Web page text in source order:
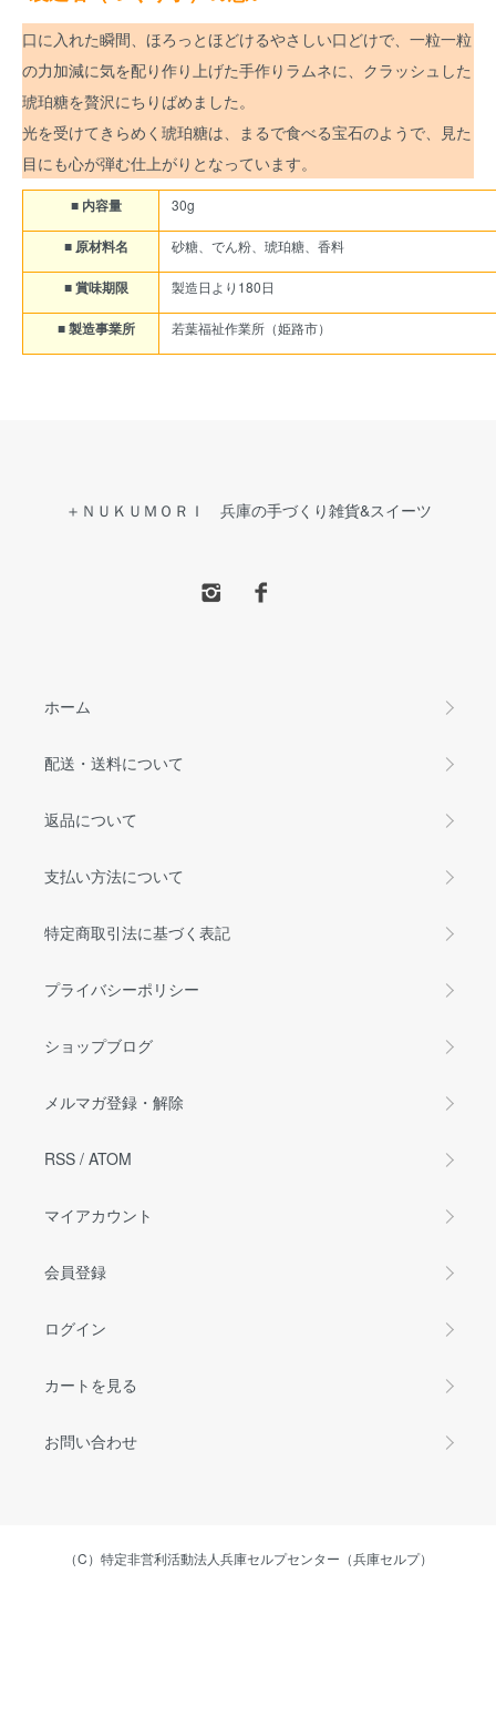
口に入れた瞬間、ほろっとほどけるやさしい口どけで、一粒一粒
の力加減に気を配り作り上げた手作りラムネに、クラッシュした
琥珀糖を贅沢にちりばめました。
光を受けてきらめく琥珀糖は、まるで食べる宝石のようで、見た
目にも心が弾む仕上がりとなっています。
■ 内容量 30g
■ 原材料名 砂糖、でん粉、琥珀糖、香料
■ 賞味期限 製造日より180日
■ 製造事業所 若葉福祉作業所（姫路市）
＋ＮＵＫＵＭＯＲＩ 兵庫の手づくり雑貨&スイーツ
ホーム
配送・送料について
返品について
支払い方法について
特定商取引法に基づく表記
プライバシーポリシー
ショップブログ
メルマガ登録・解除
RSS / ATOM
マイアカウント
会員登録
ログイン
カートを見る
お問い合わせ
（C）特定非営利活動法人兵庫セルプセンター（兵庫セルプ）